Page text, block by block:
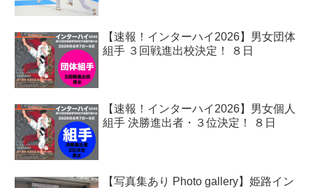
【速報！インターハイ2026】男女団体
組手 ３回戦進出校決定！ ８日
【速報！インターハイ2026】男女個人
組手 決勝進出者・３位決定！ ８日
【写真集あり Photo gallery】姫路イン